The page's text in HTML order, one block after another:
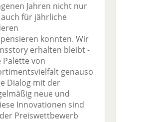
Jahren nicht nur
für jährliche
konnten. Wir
erhalten bleibt -
Palette von
genauso
Dialog mit der
neue und
Innovationen sind
Preiswettbewerb